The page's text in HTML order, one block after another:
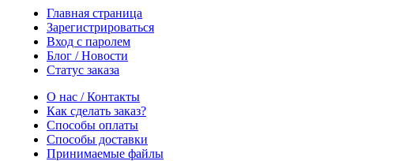
Главная страница
Зарегистрироваться
Вход с паролем
Блог / Новости
Статус заказа
О нас / Контакты
Как сделать заказ?
Способы оплаты
Способы доставки
Принимаемые файлы